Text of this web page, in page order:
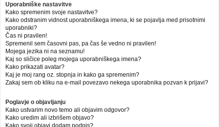
Uporabniške nastavitve
Kako spremenim svoje nastavitve?
Kako odstranim vidnost uporabniškega imena, ki se pojavlja med prisotnimi
uporabniki?
Čas ni pravilen!
Spremenil sem časovni pas, pa čas še vedno ni pravilen!
Mojega jezika ni na seznamu!
Kaj so sličice poleg mojega uporabniškega imena?
Kako prikazati avatar?
Kaj je moj rang oz. stopnja in kako ga spremenim?
Zakaj sem ob kliku na e-mail povezavo nekega uporabnika pozvan k prijavi?
Poglavje o objavljanju
Kako ustvarim novo temo ali objavim odgovor?
Kako uredim ali izbrišem objavo?
Kako svoji objavi dodam podpis?